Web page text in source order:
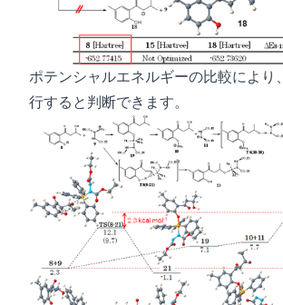
ポテンシャルエネルギーの比較により、
行すると判断できます。